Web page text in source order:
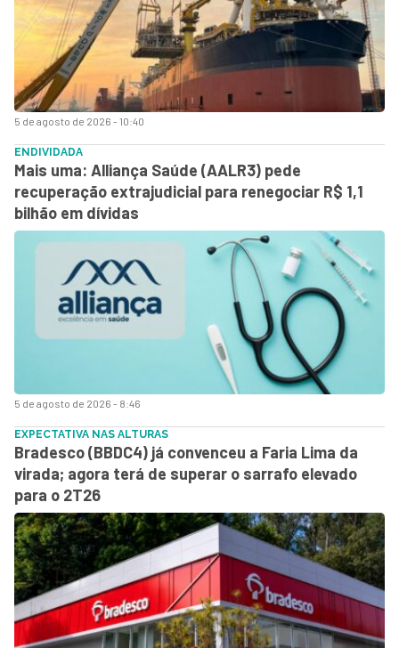
5 de agosto de 2026 - 10:40
5 de agosto de 2026 - 8:46
ENDIVIDADA
Mais uma: Alliança Saúde (AALR3) pede
recuperação extrajudicial para renegociar R$ 1,1
bilhão em dívidas
EXPECTATIVA NAS ALTURAS
Bradesco (BBDC4) já convenceu a Faria Lima da
virada; agora terá de superar o sarrafo elevado
para o 2T26